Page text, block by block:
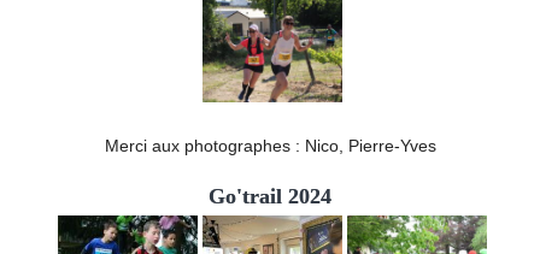
Merci aux photographes : Nico, Pierre-Yves
Go'trail 2024